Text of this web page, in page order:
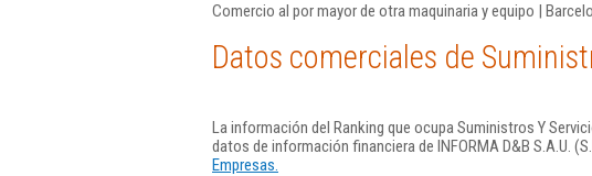
Comercio al por mayor de otra maquinaria y equipo |
Datos comerciales de
La información del Ranking que ocupa Suministros Y
datos de información financiera de INFORMA D&B S.A.U.
Empresas.